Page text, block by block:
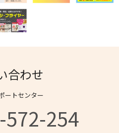
合わせ
ートセンター
572-254